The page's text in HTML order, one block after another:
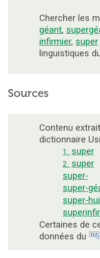
Chercher les
géant,
infirmier, super
linguistiques
Sources
Contenu
dictionnaire
1. super
2. super
super-
super-
super-
Certaines de
données du